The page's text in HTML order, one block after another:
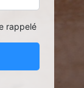
rappelé